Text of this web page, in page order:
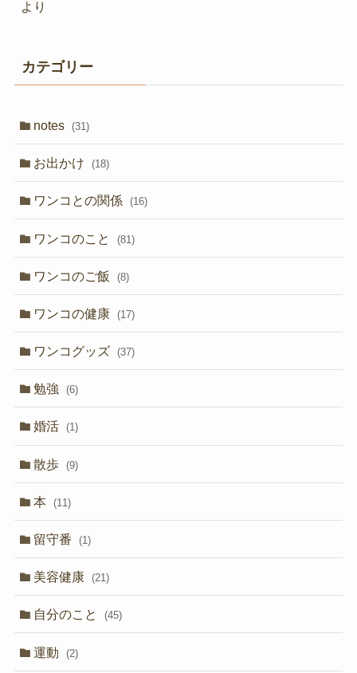
より
カテゴリー
notes (31)
お出かけ (18)
ワンコとの関係 (16)
ワンコのこと (81)
ワンコのご飯 (8)
ワンコの健康 (17)
ワンコグッズ (37)
勉強 (6)
婚活 (1)
散歩 (9)
本 (11)
留守番 (1)
美容健康 (21)
自分のこと (45)
運動 (2)